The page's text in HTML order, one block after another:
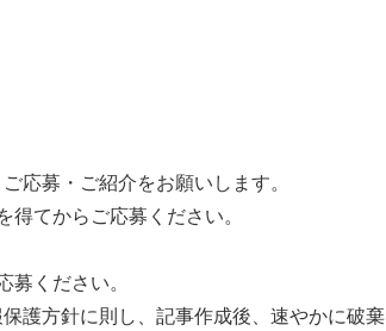
応募・ご紹介をお願いします。
てからご応募ください。
ください。
護方針に則し、記事作成後、速やかに破棄